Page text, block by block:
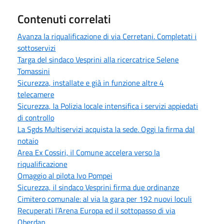
Contenuti correlati
Avanza la riqualificazione di via Cerretani. Completati i
sottoservizi
Targa del sindaco Vesprini alla ricercatrice Selene
Tomassini
Sicurezza, installate e già in funzione altre 4
telecamere
Sicurezza, la Polizia locale intensifica i servizi appiedati
di controllo
La Sgds Multiservizi acquista la sede. Oggi la firma dal
notaio
Area Ex Cossiri, il Comune accelera verso la
riqualificazione
Omaggio al pilota Ivo Pompei
Sicurezza, il sindaco Vesprini firma due ordinanze
Cimitero comunale: al via la gara per 192 nuovi loculi
Recuperati l’Arena Europa ed il sottopasso di via